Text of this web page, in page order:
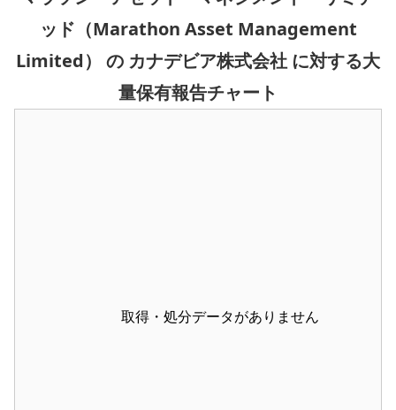
ッド（Marathon Asset Management
Limited） の カナデビア株式会社 に対する大
量保有報告チャート
取得・処分データがありません